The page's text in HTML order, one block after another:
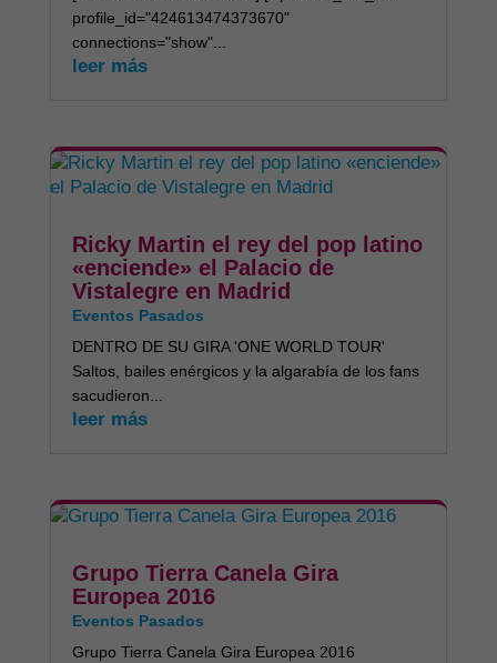
profile_id="424613474373670"
connections="show"...
leer más
Ricky Martin el rey del pop latino
«enciende» el Palacio de
Vistalegre en Madrid
Eventos Pasados
DENTRO DE SU GIRA 'ONE WORLD TOUR'
Saltos, bailes enérgicos y la algarabía de los fans
sacudieron...
leer más
Grupo Tierra Canela Gira
Europea 2016
Eventos Pasados
Grupo Tierra Canela Gira Europea 2016